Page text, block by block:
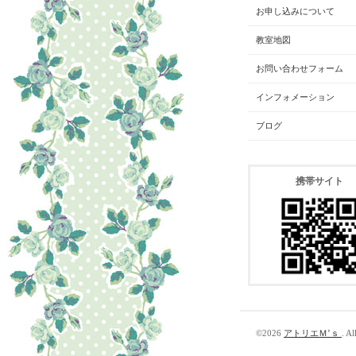
お申し込みについて
教室地図
お問い合わせフォーム
インフォメーション
ブログ
携帯サイト
©2026 アトリエＭ’ｓ .